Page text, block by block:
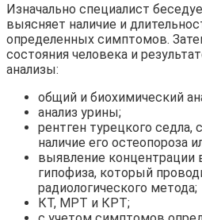
Изначально специалист
выясняет наличие и
определенных симптомов.
состояния человека и
анализы:
общий и биохимический
анализ урины;
рентген турецкого
наличие его остеопороза
выявление концентрации
гипофиза, который
радиологического метода;
КТ, МРТ и КРТ;